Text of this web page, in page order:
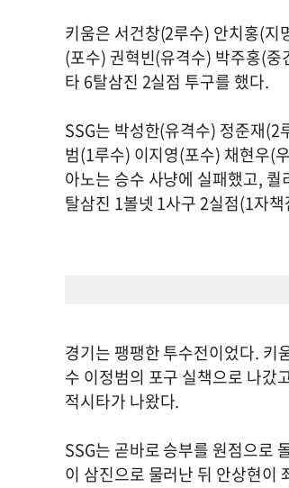
키움은 서건창(2루수) 안치홍(
(포수) 권혁빈(유격수) 박주홍(
타 6탈삼진 2실점 투구를 했다.
SSG는 박성한(유격수) 정준재
범(1루수) 이지영(포수) 채현우(
아노는 승수 사냥에 실패했고,
탈삼진 1볼넷 1사구 2실점(1자
경기는 팽팽한 투수전이었다. 키
수 이정범의 포구 실책으로 나갔
적시타가 나왔다.
SSG는 곧바로 승부를 원점으로
이 삼진으로 물러난 뒤 안상현이